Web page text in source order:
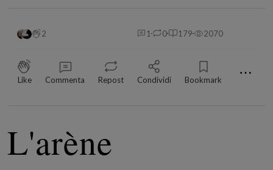
2 1 0 179 2070
Like Commenta Repost Condividi Bookmark ⋯
L'arène